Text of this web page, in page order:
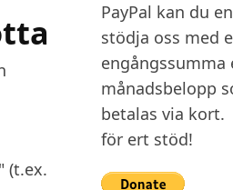
(t.ex.
PayPal kan du
stödja oss med
engångssumma
månadsbelopp
betalas via kort.
för ert stöd!